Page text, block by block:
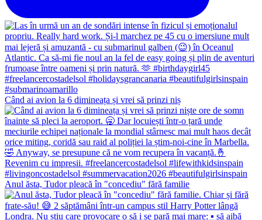
Când ai avion la 6 dimineața și vrei să prinzi niș
Anul ăsta, Tudor pleacă în "concediu" fără familie